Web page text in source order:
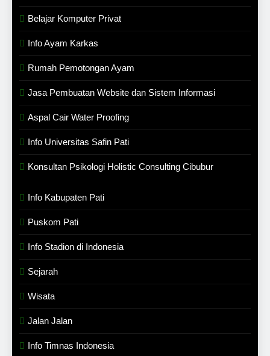
Belajar Komputer Privat
Info Ayam Karkas
Rumah Pemotongan Ayam
Jasa Pembuatan Website dan Sistem Informasi
Aspal Cair Water Proofing
Info Universitas Safin Pati
Konsultan Psikologi Holistic Consulting Cibubur
Info Kabupaten Pati
Puskom Pati
Info Stadion di Indonesia
Sejarah
Wisata
Jalan Jalan
Info Timnas Indonesia